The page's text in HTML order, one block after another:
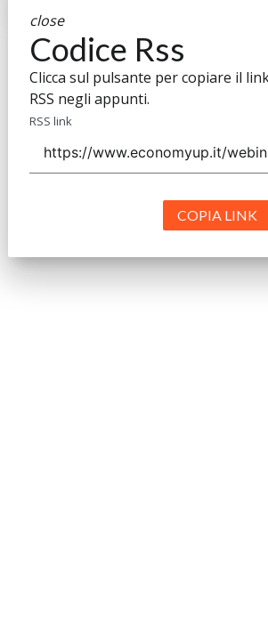
close
Codice Rss
Clicca sul pulsante per copiare il
RSS negli appunti.
RSS link
COPIA LINK